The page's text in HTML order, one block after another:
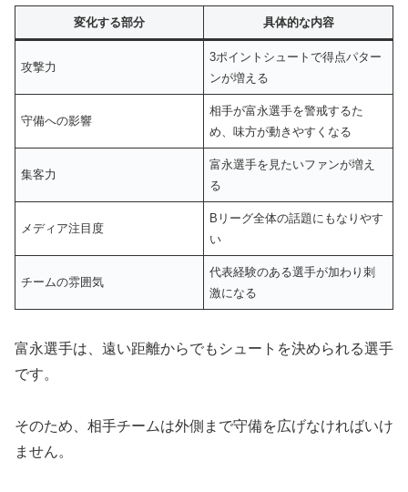
変化する部分 具体的な内容
攻撃力
3ポイントシュートで得点パター
ンが増える
守備への影響
相手が富永選手を警戒するた
め、味方が動きやすくなる
集客力
富永選手を見たいファンが増え
る
メディア注目度
Bリーグ全体の話題にもなりやす
い
チームの雰囲気
代表経験のある選手が加わり刺
激になる
富永選手は、遠い距離からでもシュートを決められる選手
です。
そのため、相手チームは外側まで守備を広げなければいけ
ません。